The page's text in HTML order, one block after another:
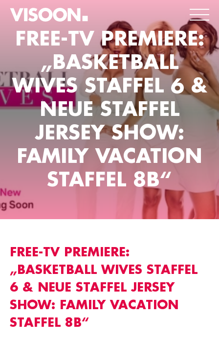
FREE-TV PREMIERE:
„BASKETBALL
WIVES STAFFEL 6 &
NEUE STAFFEL
JERSEY SHOW:
FAMILY VACATION
STAFFEL 8B“
FREE-TV PREMIERE:
„BASKETBALL WIVES STAFFEL
6 & NEUE STAFFEL JERSEY
SHOW: FAMILY VACATION
STAFFEL 8B“